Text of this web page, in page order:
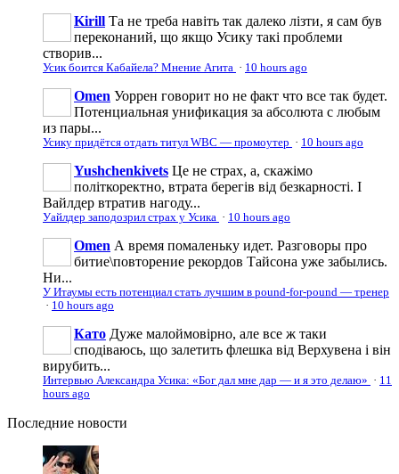
Kirill Та не треба навіть так далеко лізти, я сам був
переконаний, що якщо Усику такі проблеми
створив...
Усик боится Кабайела? Мнение Агита · 10 hours ago
Omen Уоррен говорит но не факт что все так будет.
Потенциальная унификация за абсолюта с любым
из пары...
Усику придётся отдать титул WBC — промоутер · 10 hours ago
Yushchenkivets Це не страх, а, скажімо
політкоректно, втрата берегів від безкарності. І
Вайлдер втратив нагоду...
Уайлдер заподозрил страх у Усика · 10 hours ago
Omen А время помаленьку идет. Разговоры про
битие\повторение рекордов Тайсона уже забылись.
Ни...
У Итаумы есть потенциал стать лучшим в pound-for-pound — тренер
· 10 hours ago
Като Дуже малоймовірно, але все ж таки
сподіваюсь, що залетить флешка від Верхувена і він
вирубить...
Интервью Александра Усика: «Бог дал мне дар — и я это делаю» · 11
hours ago
Последние новости